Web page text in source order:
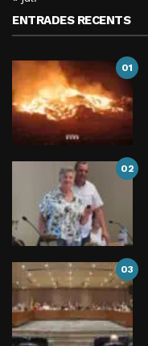
ENTRADES RECENTS
01
02
03